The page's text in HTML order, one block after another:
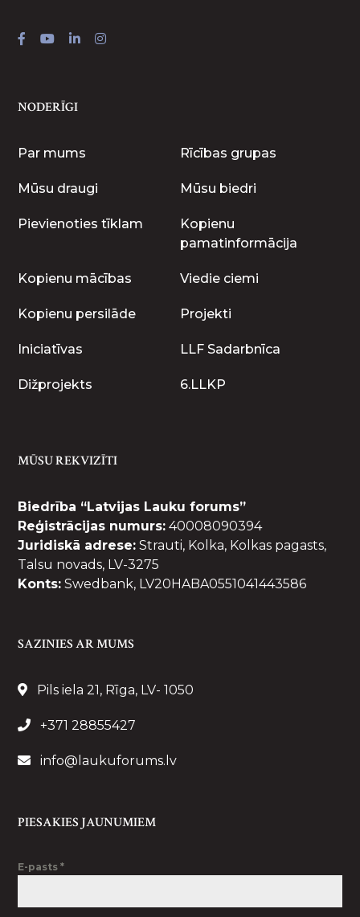
NODERĪGI
Par mums Rīcības grupas
Mūsu draugi Mūsu biedri
Pievienoties tīklam
Kopienu
pamatinformācija
Kopienu mācības Viedie ciemi
Kopienu persilāde Projekti
Iniciatīvas LLF Sadarbnīca
Dižprojekts 6.LLKP
MŪSU REKVIZĪTI
Biedrība “Latvijas Lauku forums”
Reģistrācijas numurs: 40008090394
Juridiskā adrese: Strauti, Kolka, Kolkas pagasts,
Talsu novads, LV-3275
Konts: Swedbank, LV20HABA0551041443586
SAZINIES AR MUMS
Pils iela 21, Rīga, LV- 1050
+371 28855427
info@laukuforums.lv
PIESAKIES JAUNUMIEM
E-pasts*